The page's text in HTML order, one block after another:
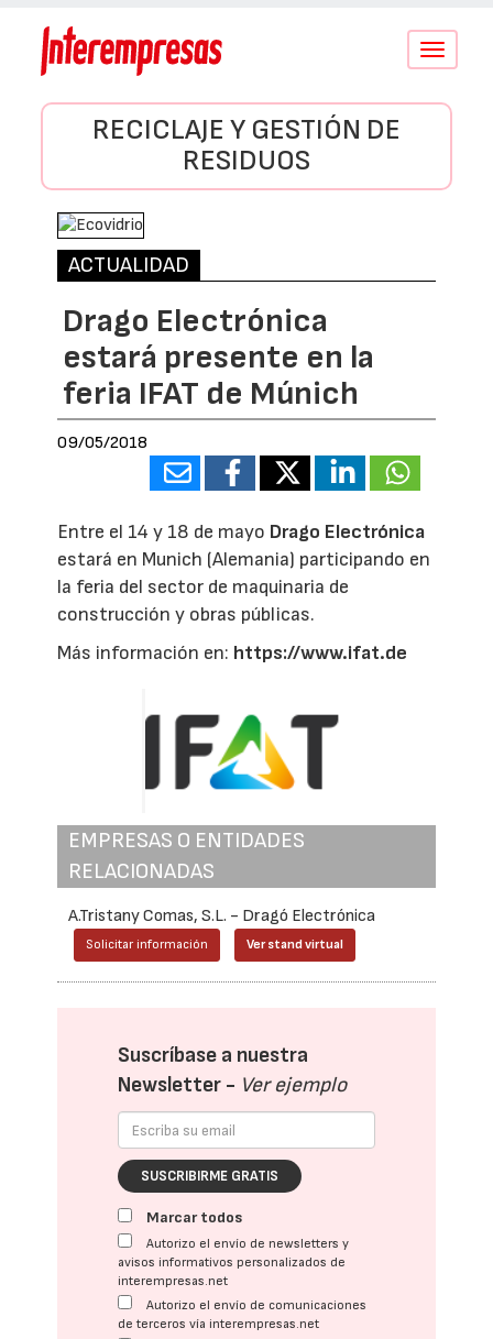
Conmutar
RECICLAJE Y GESTIÓN DE
RESIDUOS
ACTUALIDAD
Drago Electrónica
estará presente en la
feria IFAT de Múnich
09/05/2018
Entre el 14 y 18 de mayo Drago Electrónica
estará en Munich (Alemania) participando en
la feria del sector de maquinaria de
construcción y obras públicas.
Más información en: https://www.ifat.de
EMPRESAS O ENTIDADES
RELACIONADAS
A.Tristany Comas, S.L. - Dragó Electrónica
Solicitar información Ver stand virtual
Suscríbase a nuestra
Newsletter - Ver ejemplo
SUSCRIBIRME GRATIS
Marcar todos
Autorizo el envío de newsletters y
avisos informativos personalizados de
interempresas.net
Autorizo el envío de comunicaciones
de terceros vía interempresas.net